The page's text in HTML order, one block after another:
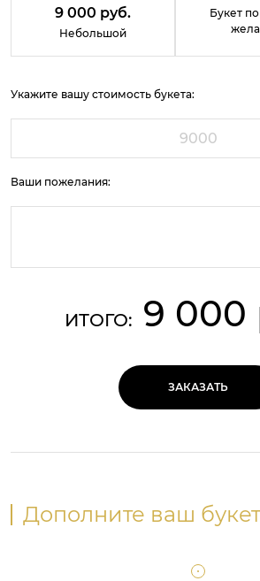
9 000 руб.
Небольшой
Букет
Укажите вашу стоимость букета:
Ваши пожелания:
ИТОГО: 9 000
ЗАКАЗАТЬ
Дополните ваш